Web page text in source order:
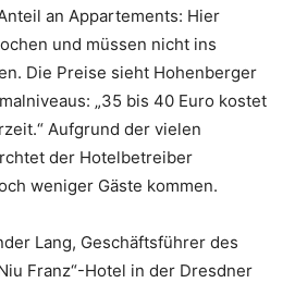
an Appartements: Hier
und müssen nicht ins
Die Preise sieht Hohenberger
„35 bis 40 Euro kostet
Aufgrund der vielen
der Hotelbetreiber
­weniger Gäste kommen.
Lang, Geschäftsführer des
Franz“-Hotel in der ­Dresdner